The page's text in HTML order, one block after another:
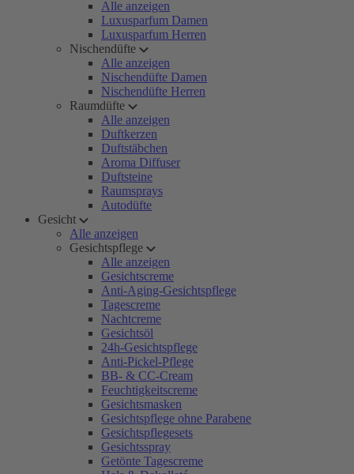
Alle anzeigen
Luxusparfum Damen
Luxusparfum Herren
Nischendüfte
Alle anzeigen
Nischendüfte Damen
Nischendüfte Herren
Raumdüfte
Alle anzeigen
Duftkerzen
Duftstäbchen
Aroma Diffuser
Duftsteine
Raumsprays
Autodüfte
Gesicht
Alle anzeigen
Gesichtspflege
Alle anzeigen
Gesichtscreme
Anti-Aging-Gesichtspflege
Tagescreme
Nachtcreme
Gesichtsöl
24h-Gesichtspflege
Anti-Pickel-Pflege
BB- & CC-Cream
Feuchtigkeitscreme
Gesichtsmasken
Gesichtspflege ohne Parabene
Gesichtspflegesets
Gesichtsspray
Getönte Tagescreme